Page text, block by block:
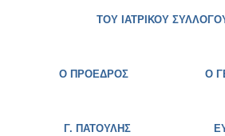
ΤΟΥ ΙΑΤΡΙΚΟΥ
Ο ΠΡΟΕΔΡΟΣ Ο ΓΕΝ.
Γ. ΠΑΤΟΥΛΗΣ